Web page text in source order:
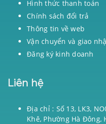
Hình thức thanh toán
Chính sách đổi trả
Thông tin về web
Vận chuyển và giao
Đăng ký kinh doanh
Liên hệ
Địa chỉ : Số 13, LK3,
Khê, Phường Hà Đông,